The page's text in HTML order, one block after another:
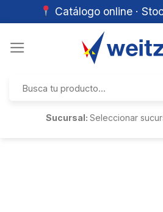
Catálogo online ·
por:
Sucursal:Seleccionar